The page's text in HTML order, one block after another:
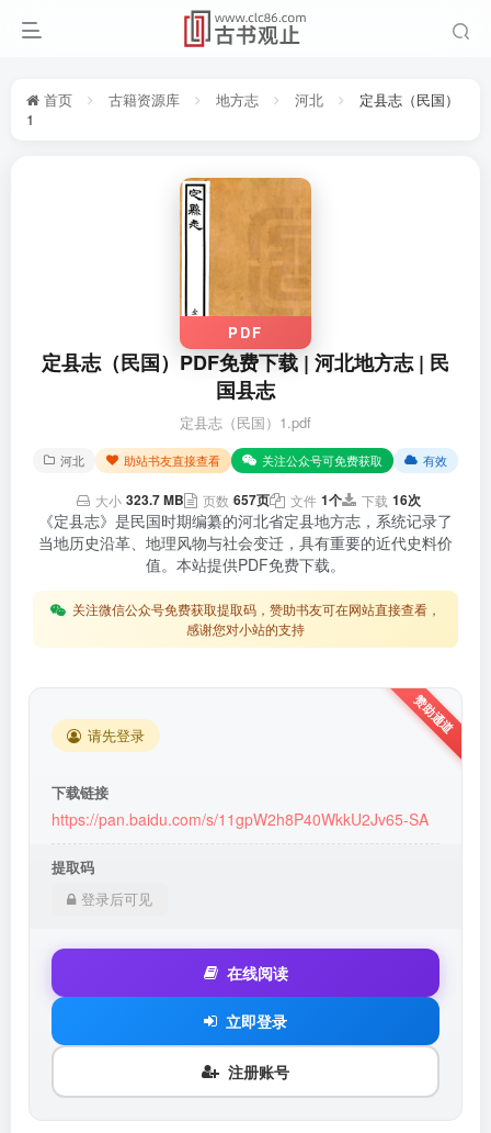
首页 古籍资源库 地方志 河北
定县志（民国）
1
PDF
定县志（民国）PDF免费下载 | 河北地方志 | 民
国县志
定县志（民国）1.pdf
河北 助站书友直接查看 关注公众号可免费获取 有效
大小 323.7 MB 页数 657页 文件 1个 下载 16次
《定县志》是民国时期编纂的河北省定县地方志，系统记录了
当地历史沿革、地理风物与社会变迁，具有重要的近代史料价
值。本站提供PDF免费下载。
关注微信公众号免费获取提取码，赞助书友可在网站直接查看，
感谢您对小站的支持
请先登录
下载链接
https://pan.baidu.com/s/11gpW2h8P40WkkU2Jv65-SA
提取码
登录后可见
在线阅读
立即登录
注册账号